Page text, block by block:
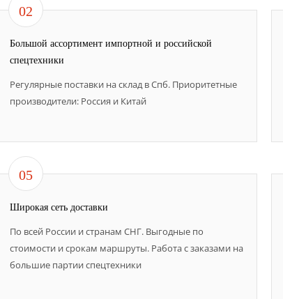
02
Большой ассортимент импортной и российской
спецтехники
Регулярные поставки на склад в Спб. Приоритетные
производители: Россия и Китай
05
Широкая сеть доставки
По всей России и странам СНГ. Выгодные по
стоимости и срокам маршруты. Работа с заказами на
большие партии спецтехники